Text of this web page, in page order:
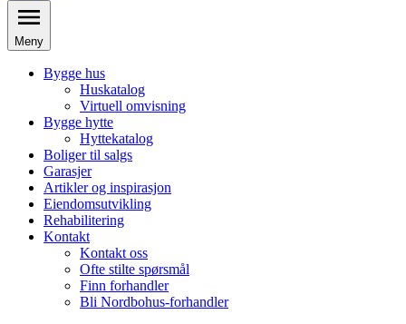
Meny
Bygge hus
Huskatalog
Virtuell omvisning
Bygge hytte
Hyttekatalog
Boliger til salgs
Garasjer
Artikler og inspirasjon
Eiendomsutvikling
Rehabilitering
Kontakt
Kontakt oss
Ofte stilte spørsmål
Finn forhandler
Bli Nordbohus-forhandler